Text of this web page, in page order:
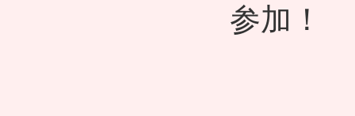
参加！